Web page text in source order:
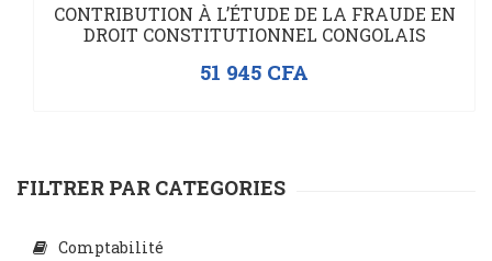
CONTRIBUTION À L’ÉTUDE DE LA FRAUDE EN
DROIT CONSTITUTIONNEL CONGOLAIS
51 945 CFA
FILTRER PAR CATEGORIES
Comptabilité